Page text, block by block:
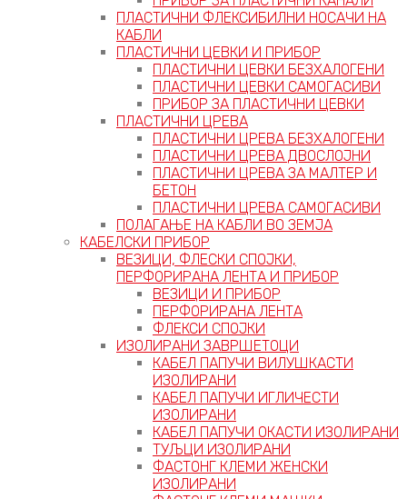
ПЛАСТИЧНИ ФЛЕКСИБИЛНИ НОСАЧИ НА
КАБЛИ
ПЛАСТИЧНИ ЦЕВКИ И ПРИБОР
ПЛАСТИЧНИ ЦЕВКИ БЕЗХАЛОГЕНИ
ПЛАСТИЧНИ ЦЕВКИ САМОГАСИВИ
ПРИБОР ЗА ПЛАСТИЧНИ ЦЕВКИ
ПЛАСТИЧНИ ЦРЕВА
ПЛАСТИЧНИ ЦРЕВА БЕЗХАЛОГЕНИ
ПЛАСТИЧНИ ЦРЕВА ДВОСЛОЈНИ
ПЛАСТИЧНИ ЦРЕВА ЗА МАЛТЕР И
БЕТОН
ПЛАСТИЧНИ ЦРЕВА САМОГАСИВИ
ПОЛАГАЊЕ НА КАБЛИ ВО ЗЕМЈА
КАБЕЛСКИ ПРИБОР
ВЕЗИЦИ, ФЛЕСКИ СПОЈКИ,
ПЕРФОРИРАНА ЛЕНТА И ПРИБОР
ВЕЗИЦИ И ПРИБОР
ПЕРФОРИРАНА ЛЕНТА
ФЛЕКСИ СПОЈКИ
ИЗОЛИРАНИ ЗАВРШЕТОЦИ
КАБЕЛ ПАПУЧИ ВИЛУШКАСТИ
ИЗОЛИРАНИ
КАБЕЛ ПАПУЧИ ИГЛИЧЕСТИ
ИЗОЛИРАНИ
КАБЕЛ ПАПУЧИ ОКАСТИ ИЗОЛИРАНИ
ТУЉЦИ ИЗОЛИРАНИ
ФАСТОНГ КЛЕМИ ЖЕНСКИ
ИЗОЛИРАНИ